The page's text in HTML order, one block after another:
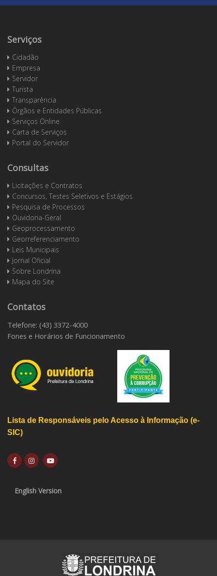
Serviços
Cidadão
Empresa
Servidor
Turista
Transparência
Órgãos e Entidades Públicas
Serviços Online
Carta de Serviços
Portal do Servidor
Consultas
Licitações e Contratos
Concursos, Testes Seletivos e Estágios
Pesquisa de Processos
Ouvidoria-Geral
Geoprocessamento
Georreferenciamento
Leis Municipais
Jornal Oficial
Sobre Londrina
Mapa do Site
Contatos
Telefone: (43) 3372-4000
Fones e Horários de Funcionamento
Lista de Responsáveis pelo Acesso à Informação (e-
SIC)
English Version